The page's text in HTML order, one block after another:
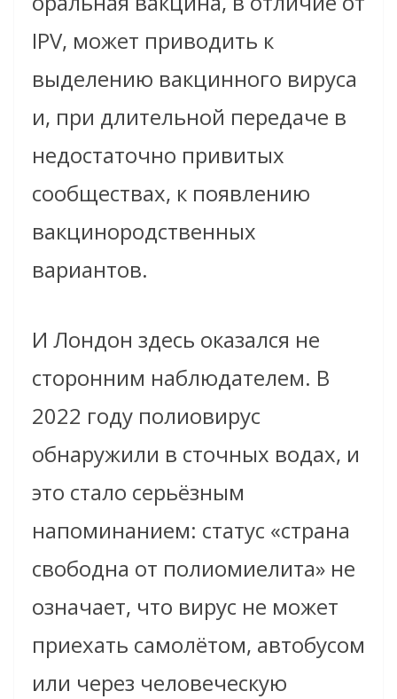
IPV, может приводить к
выделению вакцинного вируса
и, при длительной передаче в
недостаточно привитых
сообществах, к появлению
вакцинородственных
вариантов.
И Лондон здесь оказался не
сторонним наблюдателем. В
2022 году полиовирус
обнаружили в сточных водах, и
это стало серьёзным
напоминанием: статус «страна
свободна от полиомиелита» не
означает, что вирус не может
приехать самолётом, автобусом
или через человеческую